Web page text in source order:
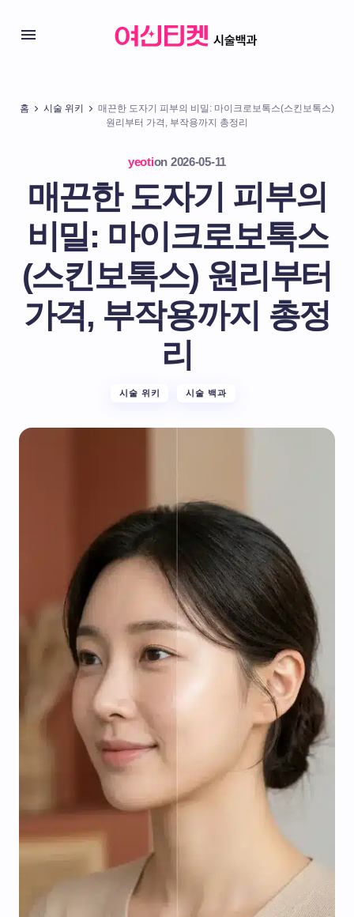
홈 시술 위키
매끈한 도자기 피부의 비밀: 마이크로보톡스(스킨보톡스)
원리부터 가격, 부작용까지 총정리
yeotion 2026-05-11
매끈한 도자기 피부의
비밀: 마이크로보톡스
(스킨보톡스) 원리부터
가격, 부작용까지 총정
리
시술 위키 시술 백과